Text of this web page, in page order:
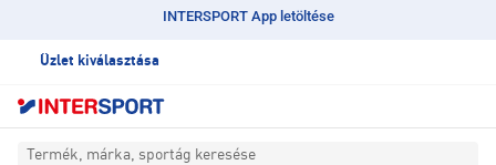
INTERSPORT App letöltése
Üzlet kiválasztása
Termék, márka, sportág keresése